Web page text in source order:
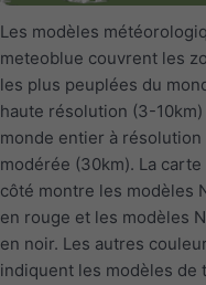
Les modèles
meteoblue couvrent les
les plus peuplées du
haute résolution (3-
monde entier à résolution
modérée (30km). La
côté montre les modèles
en rouge et les modèles
en noir. Les autres
indiquent les modèles de